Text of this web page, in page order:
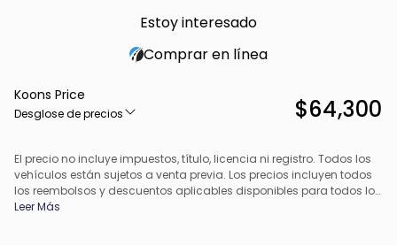
Estoy interesado
Comprar en línea
Koons Price
Desglose de precios $64,300
El precio no incluye impuestos, título, licencia ni registro. Todos los
vehículos están sujetos a venta previa. Los precios incluyen todos
los reembolsos y descuentos aplicables disponibles para todos los
consumidores; pueden aplicarse reembolsos adicionales. Es
Leer Más